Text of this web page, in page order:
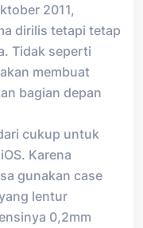
2011,
dirilis tetapi tetap
Tidak seperti
membuat
bagian depan
cukup untuk
Karena
gunakan case
lentur
0,2mm